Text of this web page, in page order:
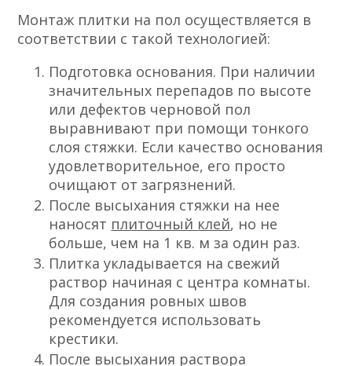
Монтаж плитки на пол осуществляется в
соответствии с такой технологией:
Подготовка основания. При наличии
значительных перепадов по высоте
или дефектов черновой пол
выравнивают при помощи тонкого
слоя стяжки. Если качество основания
удовлетворительное, его просто
очищают от загрязнений.
После высыхания стяжки на нее
наносят плиточный клей, но не
больше, чем на 1 кв. м за один раз.
Плитка укладывается на свежий
раствор начиная с центра комнаты.
Для создания ровных швов
рекомендуется использовать
крестики.
После высыхания раствора